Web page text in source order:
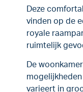
Deze
vinden op de
royale
ruimtelijk
De
varieert in